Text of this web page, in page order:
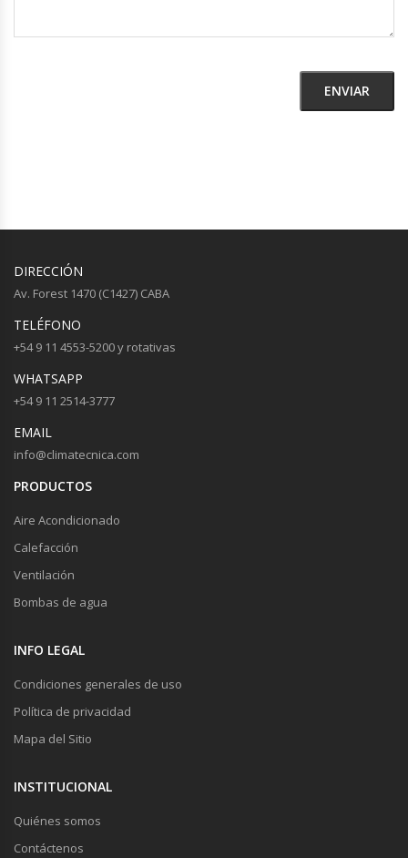
DIRECCIÓN
Av. Forest 1470 (C1427) CABA
TELÉFONO
+54 9 11 4553-5200 y rotativas
WHATSAPP
+54 9 11 2514-3777
EMAIL
info@climatecnica.com
PRODUCTOS
Aire Acondicionado
Calefacción
Ventilación
Bombas de agua
INFO LEGAL
Condiciones generales de uso
Política de privacidad
Mapa del Sitio
INSTITUCIONAL
Quiénes somos
Contáctenos